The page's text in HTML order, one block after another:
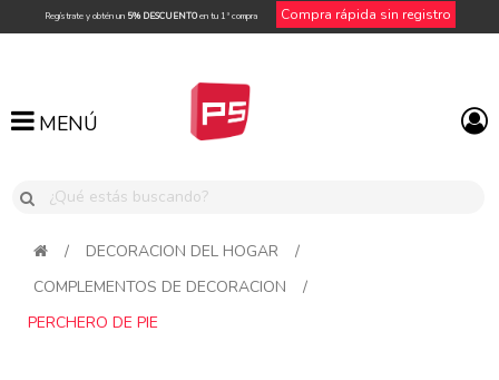
Regístrate y obtén un 5% DESCUENTOen tu 1ª compra Compra rápida sin registro
MENÚ
MENÚ
/ DECORACION DEL HOGAR
/
COMPLEMENTOS DE DECORACION
/
PERCHERO DE PIE